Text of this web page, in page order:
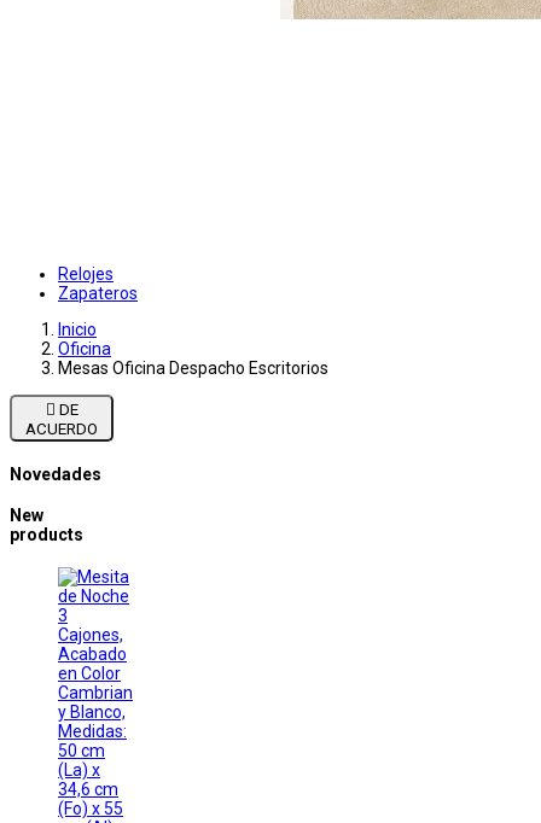
Relojes
Zapateros
Inicio
Oficina
Mesas Oficina Despacho Escritorios

ACUERDO
Novedades
New
products